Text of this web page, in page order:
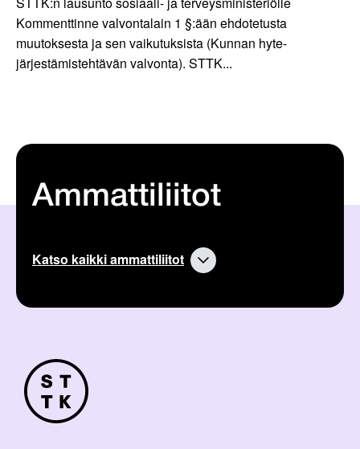
Kommenttinne valvontalain 1 §:ään ehdotetusta
muutoksesta ja sen vaikutuksista (Kunnan hyte-
järjestämistehtävän valvonta). STTK...
Ammattiliitot
Katso kaikki ammattiliitot